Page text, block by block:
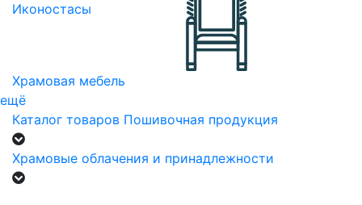
Иконостасы
Храмовая мебель
ещё
Каталог товаров Пошивочная продукция
Храмовые облачения и принадлежности